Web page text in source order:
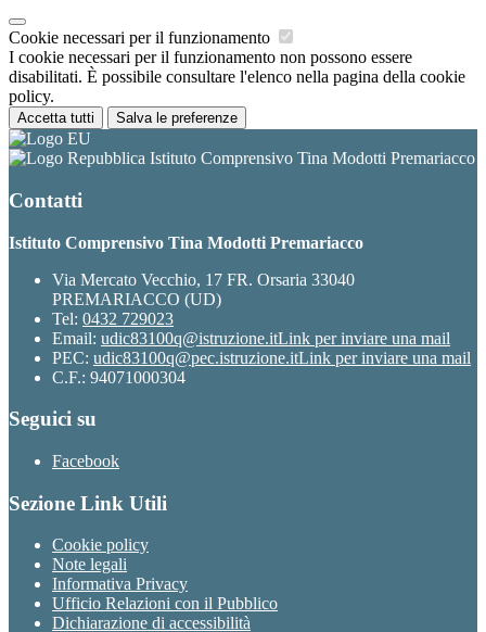
Cookie necessari per il funzionamento
I cookie necessari per il funzionamento non possono essere
disabilitati. È possibile consultare l'elenco nella pagina della cookie
policy.
Accetta tutti Salva le preferenze
Istituto Comprensivo Tina Modotti Premariacco
Contatti
Istituto Comprensivo Tina Modotti Premariacco
Via Mercato Vecchio, 17 FR. Orsaria 33040
PREMARIACCO (UD)
Tel: 0432 729023
Email: udic83100q@istruzione.itLink per inviare una mail
PEC: udic83100q@pec.istruzione.itLink per inviare una mail
C.F.: 94071000304
Seguici su
Facebook
Sezione Link Utili
Cookie policy
Note legali
Informativa Privacy
Ufficio Relazioni con il Pubblico
Dichiarazione di accessibilità